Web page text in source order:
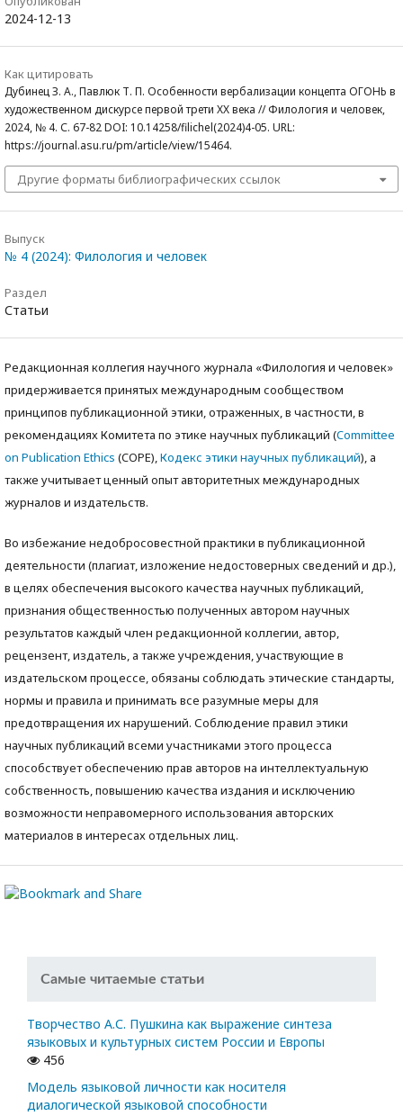
2024-12-13
Как цитировать
Дубинец З. А., Павлюк Т. П. Особенности вербализации концепта ОГОНЬ в
художественном дискурсе первой трети ХХ века // Филология и человек,
2024, № 4. С. 67-82 DOI: 10.14258/filichel(2024)4-05. URL:
https://journal.asu.ru/pm/article/view/15464.
Другие форматы библиографических ссылок
Выпуск
№ 4 (2024): Филология и человек
Раздел
Статьи
Редакционная коллегия научного журнала «Филология и человек»
придерживается принятых международным сообществом
принципов публикационной этики, отраженных, в частности, в
рекомендациях Комитета по этике научных публикаций (Committee
on Publication Ethics (COPE),Кодекс этики научных публикаций), а
также учитываeт ценный опыт авторитетных международных
журналов и издательств.
Во избежание недобросовестной практики в публикационной
деятельности (плагиат, изложение недостоверных сведений и др.),
в целях обеспечения высокого качества научных публикаций,
признания общественностью полученных автором научных
результатов каждый член редакционной коллегии, автор,
рецензент, издатель, а также учреждения, участвующие в
издательском процессе, обязаны соблюдать этические стандарты,
нормы и правила и принимать все разумные меры для
предотвращения их нарушений. Соблюдение правил этики
научных публикаций всеми участниками этого процесса
способствует обеспечению прав авторов на интеллектуальную
собственность, повышению качества издания и исключению
возможности неправомерного использования авторских
материалов в интересах отдельных лиц.
Самые читаемые статьи
Творчество А.С. Пушкина как выражение синтеза
языковых и культурных систем России и Европы
456
Модель языковой личности как носителя
диалогической языковой способности